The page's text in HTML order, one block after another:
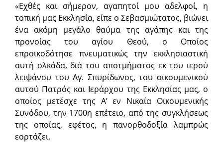
«Εχθές και σήμερον, αγαπητοί μου αδελφοί, η
τοπική μας Εκκλησία, είπε ο Σεβασμιώτατος, βιώνει
ένα ακόμη μεγάλο θαύμα της αγάπης και της
προνοίας του αγίου Θεού, ο Οποίος
επροικοδότησε πνευματικώς την εκκλησιαστική
αυτή ολκάδα, διά του αποτμήματος εκ του ιερού
λειψάνου του Αγ. Σπυρίδωνος, του οικουμενικού
αυτού Πατρός και Ιεράρχου της Εκκλησίας μας, ο
οποίος μετέσχε της Α’ εν Νικαία Οικουμενικής
Συνόδου, την 1700η επέτειο, από της συγκλήσεως
της οποίας, εφέτος, η πανορθοδοξία λαμπρώς
εορτάζει.